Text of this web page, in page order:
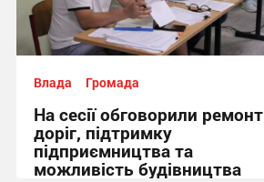
Влада Громада
На сесії обговорили ремонт
доріг, підтримку
підприємництва та
можливість будівництва